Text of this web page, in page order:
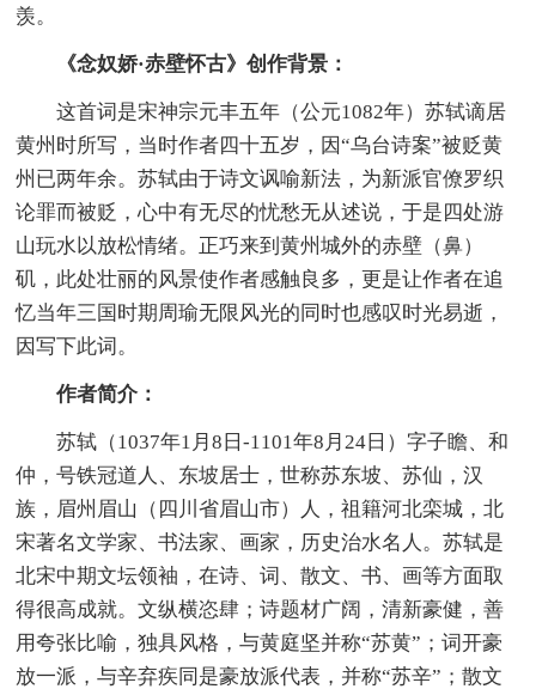
羡。
《念奴娇·赤壁怀古》创作背景：
这首词是宋神宗元丰五年（公元1082年）苏轼谪居
黄州时所写，当时作者四十五岁，因“乌台诗案”被贬黄
州已两年余。苏轼由于诗文讽喻新法，为新派官僚罗织
论罪而被贬，心中有无尽的忧愁无从述说，于是四处游
山玩水以放松情绪。正巧来到黄州城外的赤壁（鼻）
矶，此处壮丽的风景使作者感触良多，更是让作者在追
忆当年三国时期周瑜无限风光的同时也感叹时光易逝，
因写下此词。
作者简介：
苏轼（1037年1月8日-1101年8月24日）字子瞻、和
仲，号铁冠道人、东坡居士，世称苏东坡、苏仙，汉
族，眉州眉山（四川省眉山市）人，祖籍河北栾城，北
宋著名文学家、书法家、画家，历史治水名人。苏轼是
北宋中期文坛领袖，在诗、词、散文、书、画等方面取
得很高成就。文纵横恣肆；诗题材广阔，清新豪健，善
用夸张比喻，独具风格，与黄庭坚并称“苏黄”；词开豪
放一派，与辛弃疾同是豪放派代表，并称“苏辛”；散文